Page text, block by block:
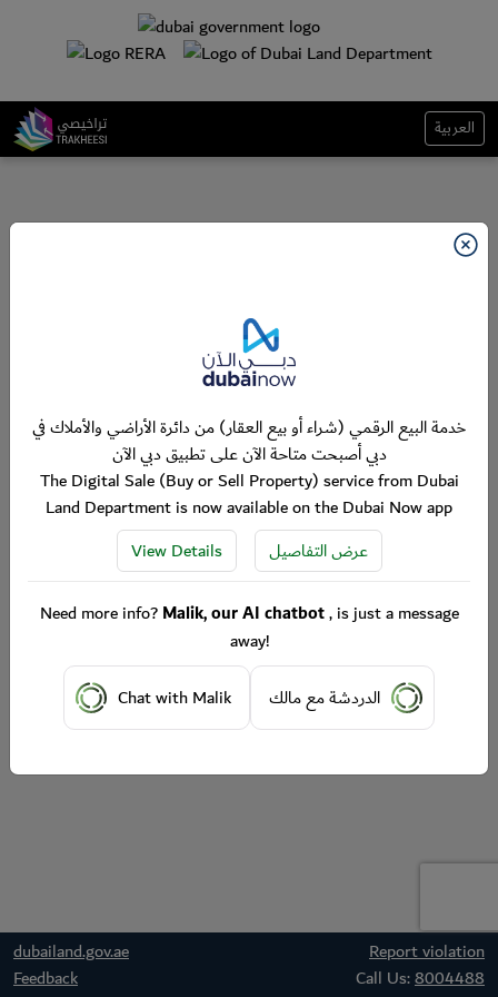
العربية
dubailand.gov.ae
Report violation
Feedback
Call Us:8004488
خدمة البيع الرقمي (شراء أو بيع العقار) من دائرة الأراضي والأملاك في
دبي أصبحت متاحة الآن على تطبيق دبي الآن
The Digital Sale (Buy or Sell Property) service from Dubai
Land Department is now available on the Dubai Now app
View Details
عرض التفاصيل
Need more info?Malik, our AI chatbot, is just a message
away!
Chat with Malik
الدردشة مع مالك